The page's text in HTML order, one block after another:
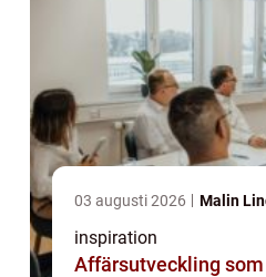
03 augusti 2026 Malin
inspiration
Affärsutveckling